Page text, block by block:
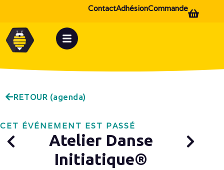
Commande
Adhésion
Contact
RETOUR (agenda)
CET ÉVÉNEMENT EST PASSÉ
Atelier Danse
Initiatique®